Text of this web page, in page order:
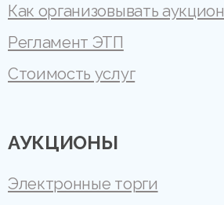
Как организовывать аукцион
Регламент ЭТП
Стоимость услуг
АУКЦИОНЫ
Электронные торги